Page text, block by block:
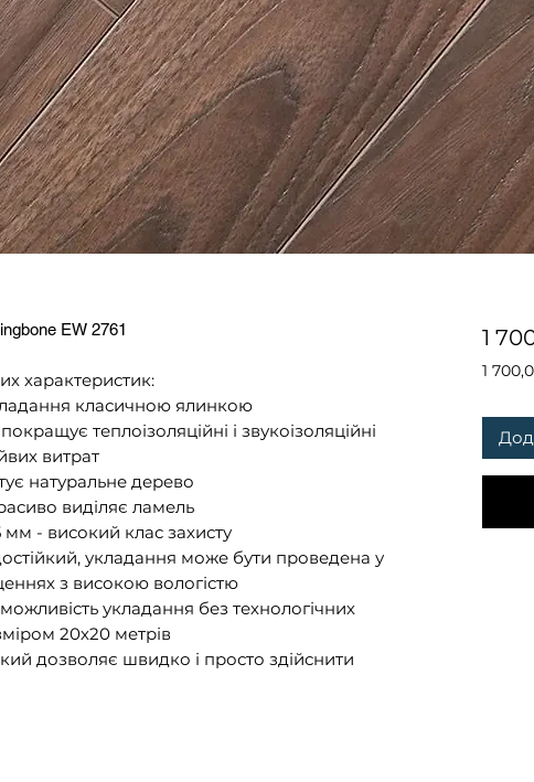
EW 2761
характеристик:
класичною ялинкою
теплоізоляційні і звукоізоляційні
витрат
натуральне дерево
виділяє ламель
мм - високий клас захисту
укладання може бути проведена у
з високою вологістю
можливість укладання без технологічних
20х20 метрів
дозволяє швидко і просто здійснити
1
1
за
метр